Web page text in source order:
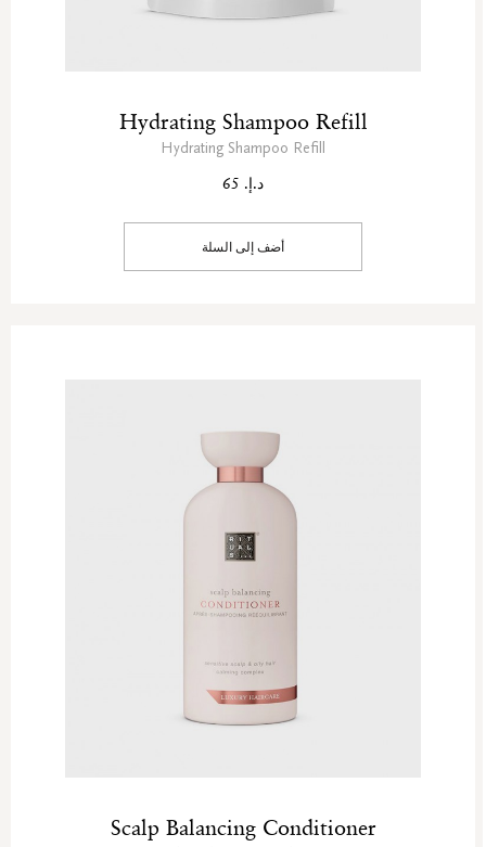
Hydrating Shampoo Refill
Hydrating Shampoo Refill
د.إ. 65
أضف إلى السلة
Scalp Balancing Conditioner